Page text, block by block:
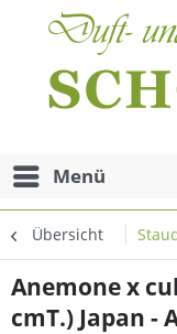
Menü
Übersicht
Anemone x
cmT.) Japan -